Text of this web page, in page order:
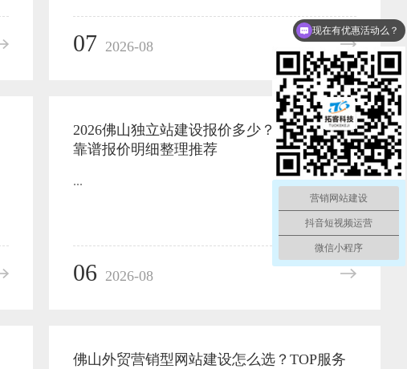
07 2026-08
2026佛山独立站建设报价多少？TOP服务商
靠谱报价明细整理推荐
...
06 2026-08
佛山外贸营销型网站建设怎么选？TOP服务
营销网站建设
抖音短视频运营
微信小程序
现在有优惠活动么？